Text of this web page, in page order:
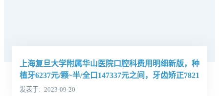
上海复旦大学附属华山医院口腔科费用明细新版，种
植牙6237元/颗~半/全口147337元之间，牙齿矫正7821
元起
发表于 2023-09-20